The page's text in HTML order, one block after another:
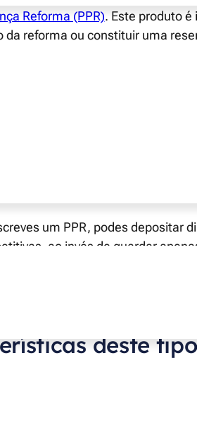
Reforma (PPR). Este produto
da reforma ou constituir uma
um PPR, podes depositar
ao invés de guardar
o teu dinheiro ao longo
deste